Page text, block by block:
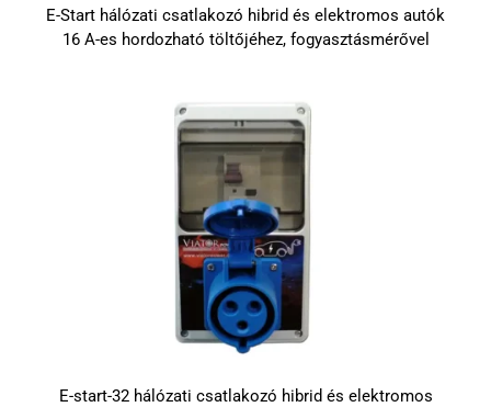
E-Start hálózati csatlakozó hibrid és elektromos autók
16 A-es hordozható töltőjéhez, fogyasztásmérővel
E-start-32 hálózati csatlakozó hibrid és elektromos